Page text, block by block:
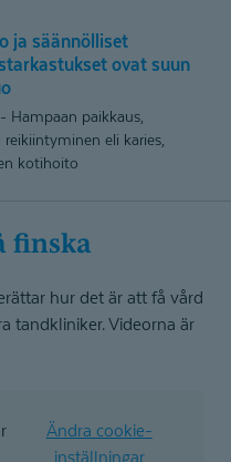
ovat suun
Hampaan paikkaus,
eli karies,
kotihoito
finska
hur det är att få vård
tandkliniker. Videorna är
Ändra cookie-
inställningar